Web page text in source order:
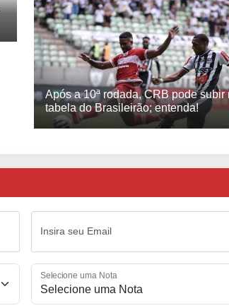
Após a 10ª rodada, CRB pode subir
tabela do Brasileirão; entenda!
Insira seu Email
Selecione uma Nota